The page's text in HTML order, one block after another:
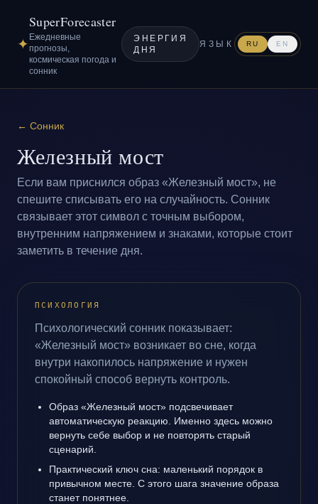
✦
SuperForecaster
Ежедневные
прогнозы,
космическая погода и
сонник
ЭНЕРГИЯ
ДНЯ
ЯЗЫК RU EN
← Сонник
Железный мост
Если вам приснился образ «Железный мост», не
спешите списывать его на случайность. Сонник
связывает этот символ с точным выбором,
внутренним напряжением и знаками, которые стоит
заметить в течение дня.
ПСИХОЛОГИЯ
Психологический сонник показывает:
«Железный мост» возникает во сне, когда
внутри накопилось напряжение и нужен
спокойный способ вернуть контроль.
Образ «Железный мост» подсвечивает
автоматическую реакцию. Именно здесь можно
вернуть себе выбор и не повторять старый
сценарий.
Практический ключ сна: маленький порядок в
привычном месте. С этого шага значение образа
станет понятнее.